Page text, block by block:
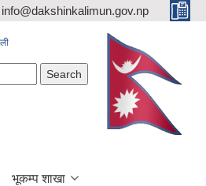
info@dakshinkalimun.gov.np
भूकम्प शाखा